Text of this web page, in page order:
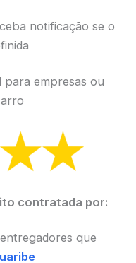
notificação se o
para empresas ou
contratada por:
que